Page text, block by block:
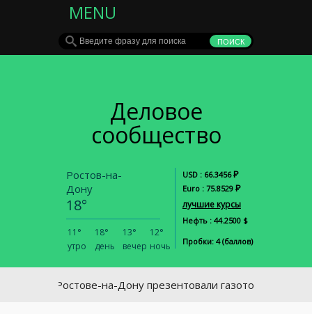
MENU
Деловое
сообщество
Ростов-на-
Дону
18°
11°
утро
18°
день
13°
вечер
12°
ночь
USD : 66.3456Р
Euro : 75.8529 Р
лучшие курсы
Нефть : 44.2500 $
Пробки: 4 (баллов)
В Ростове-на-Дону презентовали газотопливные